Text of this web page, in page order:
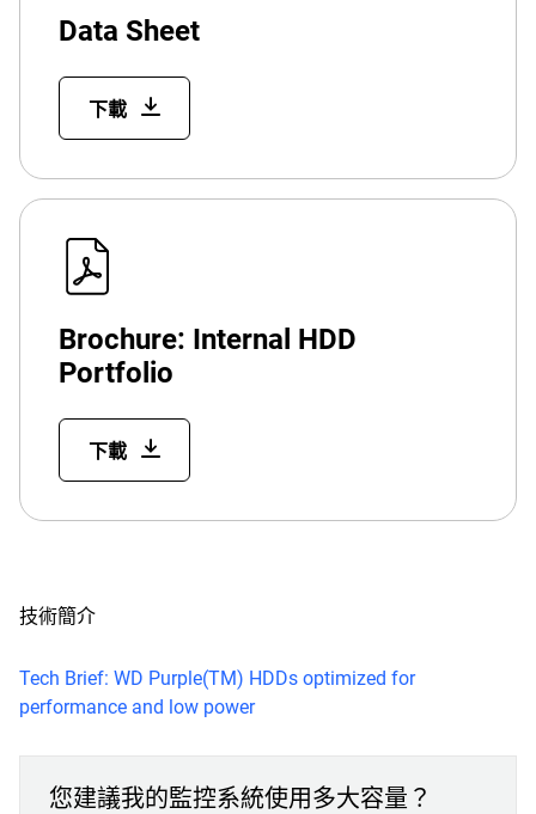
Data Sheet
下載
Brochure: Internal HDD
Portfolio
下載
技術簡介
Tech Brief: WD Purple(TM) HDDs optimized for
performance and low power
您建議我的監控系統使用多大容量？